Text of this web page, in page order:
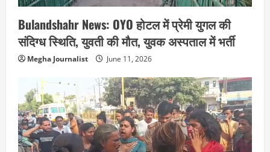
Bulandshahr News: OYO होटल में प्रेमी युगल की
संदिग्ध स्थिति, युवती की मौत, युवक अस्पताल में भर्ती
Megha Journalist June 11, 2026